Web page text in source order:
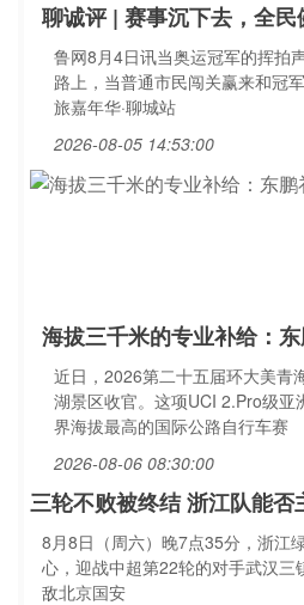
聊诚评 | 赛事沉下去，全
鲁网8月4日讯当奥运冠军的挥拍
路上，当普通市民闯关赢来和冠
旅嘉年华·聊城站
2026-08-05 14:53:00
海拔三千米的专业补给：
近日，2026第二十五届环大美青
湖景区收官。这项UCI 2.Pro级亚
界海拔最高的国际公路自行车赛
2026-08-06 08:30:00
三轮不败被终结 浙江队能否
8月8日（周六）晚7点35分，浙江
心，迎战中超第22轮的对手武汉三
敌北京国安